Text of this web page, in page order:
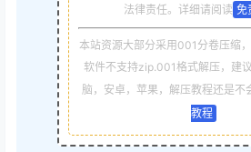
法律责任。详细请阅读 免
本站资源大部分采用001分卷压缩
软件不支持zip.001格式解压，建
脑，安卓，苹果，解压教程还是不
教程